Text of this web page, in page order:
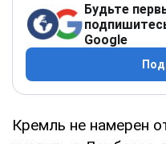
Будьте
Google
Кремль не намерен